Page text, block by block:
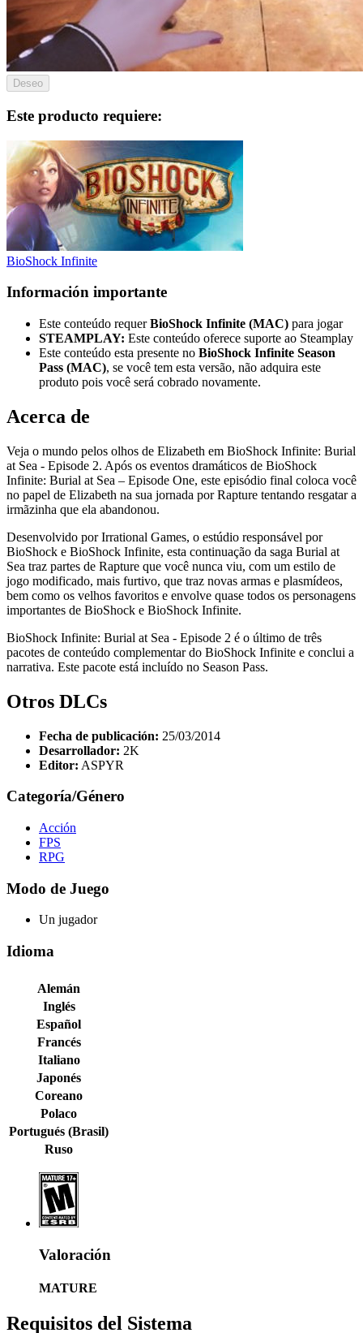
Deseo
Este producto requiere:
BioShock Infinite
Información importante
Este conteúdo requerBioShock Infinite (MAC) para jogar
STEAMPLAY: Este conteúdo oferece suporte ao Steamplay
Este conteúdo esta presente no BioShock Infinite Season
Pass (MAC), se você tem esta versão, não adquira este
produto pois você será cobrado novamente.
Acerca de
Veja o mundo pelos olhos de Elizabeth em BioShock Infinite: Burial
at Sea - Episode 2. Após os eventos dramáticos de BioShock
Infinite: Burial at Sea – Episode One, este episódio final coloca você
no papel de Elizabeth na sua jornada por Rapture tentando resgatar a
irmãzinha que ela abandonou.
Desenvolvido por Irrational Games, o estúdio responsável por
BioShock e BioShock Infinite, esta continuação da saga Burial at
Sea traz partes de Rapture que você nunca viu, com um estilo de
jogo modificado, mais furtivo, que traz novas armas e plasmídeos,
bem como os velhos favoritos e envolve quase todos os personagens
importantes de BioShock e BioShock Infinite.
BioShock Infinite: Burial at Sea - Episode 2 é o último de três
pacotes de conteúdo complementar do BioShock Infinite e conclui a
narrativa. Este pacote está incluído no Season Pass.
Otros DLCs
Fecha de publicación: 25/03/2014
Desarrollador: 2K
Editor: ASPYR
Categoría/Género
Acción
FPS
RPG
Modo de Juego
Un jugador
Idioma
Alemán
Inglés
Español
Francés
Italiano
Japonés
Coreano
Polaco
Portugués (Brasil)
Ruso
Valoración
MATURE
Requisitos del Sistema